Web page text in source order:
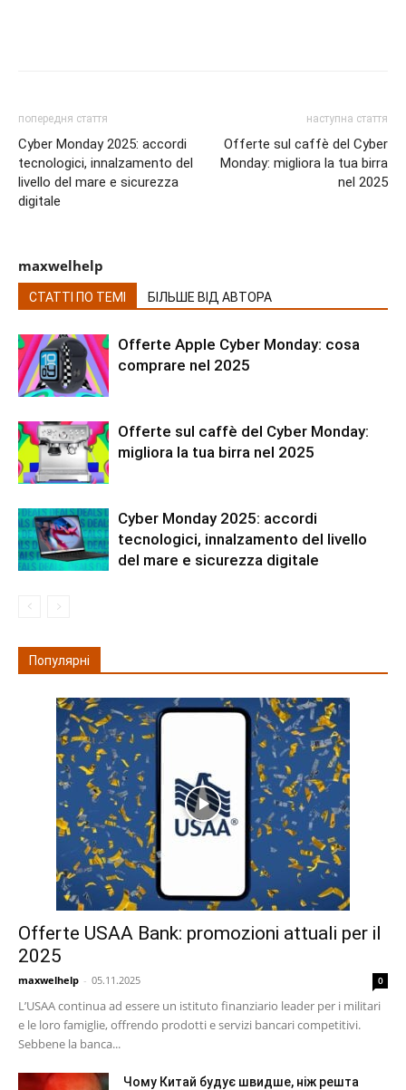
попередня стаття
Cyber Monday 2025: accordi
tecnologici, innalzamento del
livello del mare e sicurezza
digitale
наступна стаття
Offerte sul caffè del Cyber
Monday: migliora la tua birra
nel 2025
maxwelhelp
СТАТТІ ПО ТЕМІ БІЛЬШЕ ВІД АВТОРА
Offerte Apple Cyber Monday: cosa
comprare nel 2025
Offerte sul caffè del Cyber Monday:
migliora la tua birra nel 2025
Cyber Monday 2025: accordi
tecnologici, innalzamento del livello
del mare e sicurezza digitale
Популярні
Offerte USAA Bank: promozioni attuali per il
2025
maxwelhelp - 05.11.2025 0
L’USAA continua ad essere un istituto finanziario leader per i militari
e le loro famiglie, offrendo prodotti e servizi bancari competitivi.
Sebbene la banca...
Чому Китай будує швидше, ніж решта